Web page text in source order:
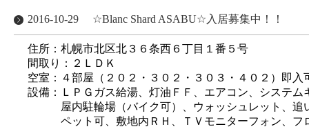
2016-10-29 ☆Blanc Shard ASABU☆入居募集中！！
住所：札幌市北区北３６条西６丁目１番５号
間取り：２ＬＤＫ
空室：４部屋（２０２・３０２・３０３・４０２）即入
設備：ＬＰＧガス給湯、灯油ＦＦ、エアコン、システ
屋内駐輪場（バイク可）、ウォッシュレット、追
ペット可、敷地内ＲＨ、ＴＶモニターフォン、フ